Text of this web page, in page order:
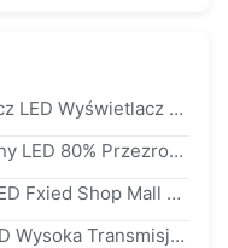
Wewnętrzny Szklany Wyświetlacz LED Wyświetlacz Ultra Cienki Ukryty Kabel Monitor LED
Aluminiowe Przezroczyste Ekrany LED 80% Przezroczystości Reklama Na Szkle / Oknach
Wąskie, Przezroczyste Ekrany LED Fxied Shop Mall Szafka Aluminiowa O Wysokiej Jasności
Lekkie Przezroczyste Ekrany LED Wysoka Transmisja Cyfrowa Kurtyna Okienna